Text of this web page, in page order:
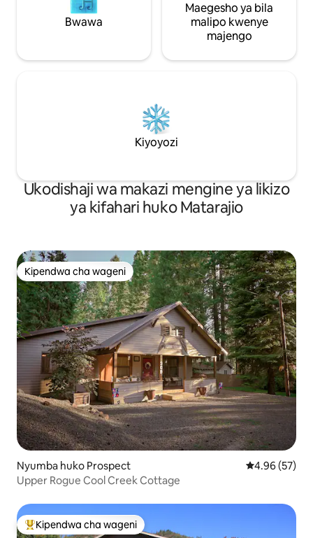
Bwawa
Maegesho ya bila
malipo kwenye
majengo
Kiyoyozi
Ukodishaji wa makazi mengine ya likizo
ya kifahari huko Matarajio
Kipendwa cha wageni
Kipendwa cha wageni
Nyumba huko Prospect Ukadiriaji wa
4.96 (57)
Upper Rogue Cool Creek Cottage
Kipendwa maarufu cha wageni
Kipendwa cha wageni